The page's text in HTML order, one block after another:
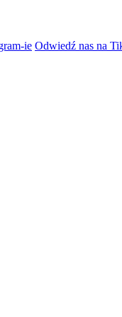
ie Odwiedź nas na